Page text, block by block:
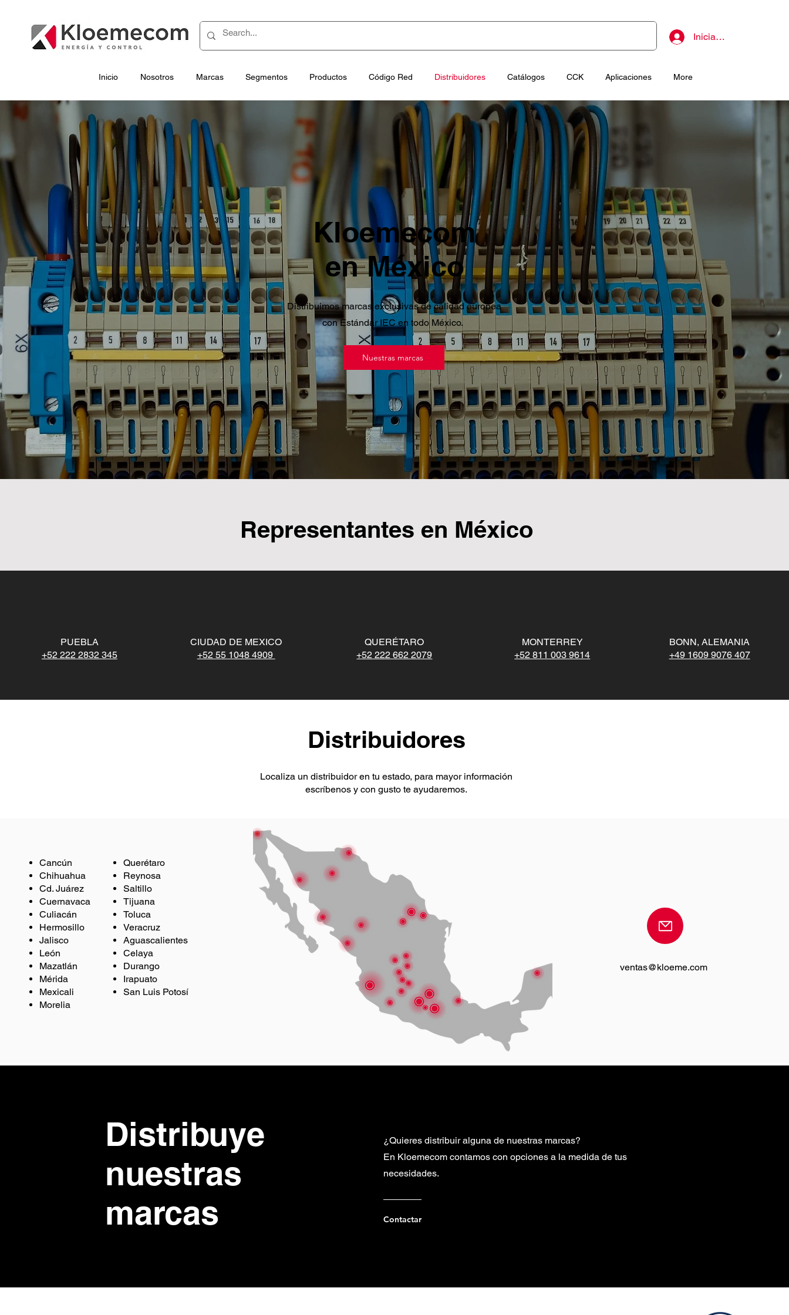
Iniciar sesión
Inicio Nosotros Marcas Segmentos Productos Código Red Distribuidores Catálogos CCK Aplicaciones More
Kloemecom
en México
Distribuimos marcas exclusivas de calidad europea
conEstándarIEC en todo México.
Nuestras marcas
Representantes en México
PUEBLA
+52 222 2832 345
CIUDAD DE MEXICO
+52 55 1048 4909
QUERÉTARO
+52 222 662 2079
MONTERREY
+52 811 003 9614
BONN, ALEMANIA
+49 1609 9076 407
Distribuidores
Localiza un distribuidor en tu estado, para mayor información
escríbenos y con gusto te ayudaremos.
Cancún
Chihuahua
Cd. Juárez
Cuernavaca
Culiacán
Hermosillo
Jalisco
León
Mazatlán
Mérida
Mexicali
Morelia
Querétaro
Reynosa
Saltillo
Tijuana
Toluca
Veracruz
Aguascalientes
Celaya
Durango
Irapuato
San Luis Potosí
ventas@kloeme.com
Distribuye
nuestras
marcas
¿Quieres distribuir alguna de nuestras marcas?
En Kloemecom contamos con opciones a la medida de tus
necesidades.
Contactar